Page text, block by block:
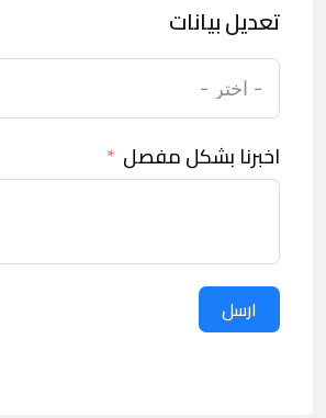
تعديل بيانات
اخبرنا بشكل مفصل
ارسل